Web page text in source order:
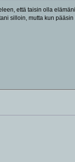
että taisin olla
silloin, mutta kun